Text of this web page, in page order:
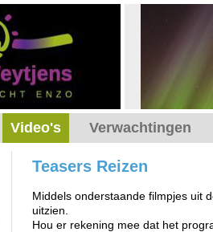
Teasers Reizen
Middels onderstaande filmpjes uit
uitzien.
Hou er rekening mee dat het
Video's Verwachtingen